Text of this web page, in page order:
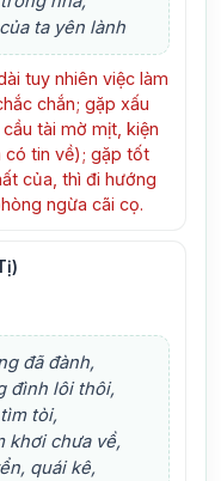
ta yên lành
tuy nhiên việc làm
chắn; gặp xấu
tài mờ mịt, kiện
có tin về); gặp tốt
của, thì đi hướng
ngừa cãi cọ.
đã đành,
đình lôi thôi,
tòi,
khơi chưa về,
quái kê,